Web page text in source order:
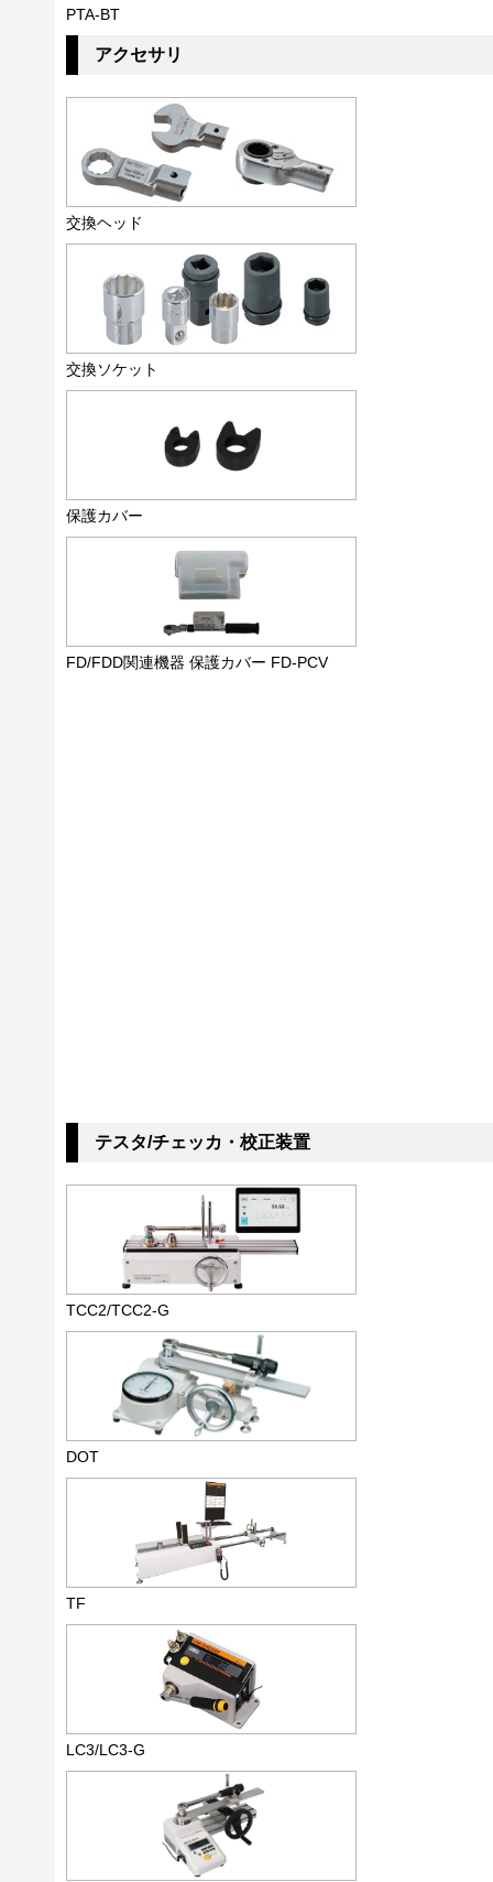
PTA-BT
アクセサリ
交換ヘッド
交換ソケット
保護カバー
FD/FDD関連機器 保護カバー FD-PCV
テスタ/チェッカ・校正装置
TCC2/TCC2-G
DOT
TF
LC3/LC3-G